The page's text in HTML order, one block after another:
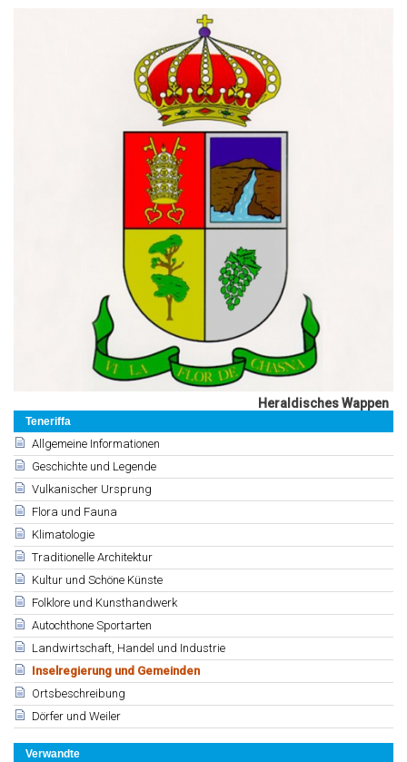
Teneriffa
Allgemeine Informationen
Geschichte und Legende
Vulkanischer Ursprung
Flora und Fauna
Klimatologie
Traditionelle Architektur
Kultur und Schöne Künste
Folklore und Kunsthandwerk
Autochthone Sportarten
Landwirtschaft, Handel und Industrie
Inselregierung und Gemeinden
Ortsbeschreibung
Dörfer und Weiler
Verwandte
Heraldisches Wappen